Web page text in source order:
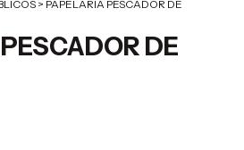
> PAPELARIA PESCADOR DE
DE